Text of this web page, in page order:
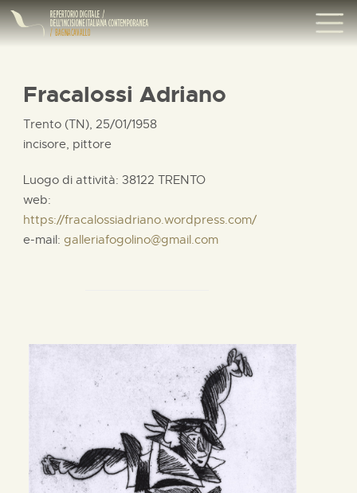
Fracalossi Adriano
Trento (TN), 25/01/1958
incisore, pittore
Luogo di attività: 38122 TRENTO
web:
https://fracalossiadriano.wordpress.com/
e-mail: galleriafogolino@gmail.com